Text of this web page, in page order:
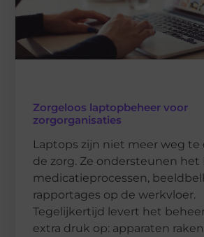
Zorgeloos laptopbeheer voor
zorgorganisaties
Laptops zijn niet meer weg
de zorg. Ze ondersteunen het
medicatieprocessen,
rapportages op de werkvloer.
Tegelijkertijd levert het
extra druk op: apparaten